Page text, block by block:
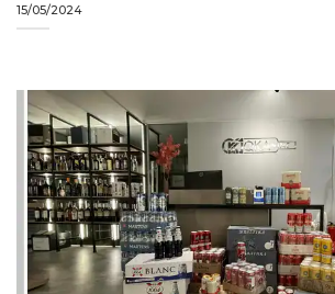
15/05/2024